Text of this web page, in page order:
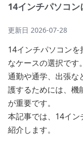
14インチパソコ
更新日 2026-07-28
14インチパソコン
なケースの選択です。
通勤や通学、出張な
護するためには、機
が重要です。
本記事では、14イ
紹介します。